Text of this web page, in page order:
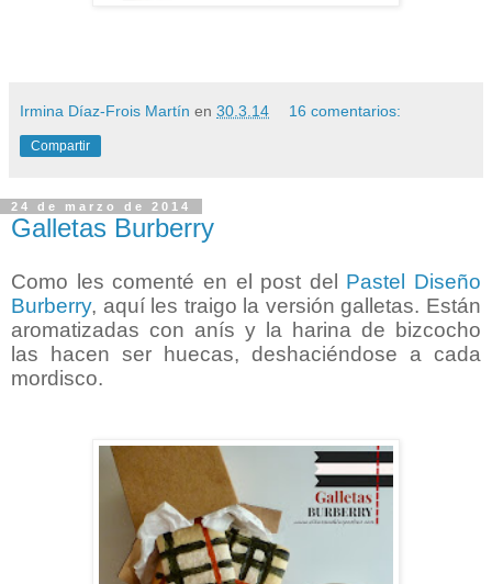
Irmina Díaz-Frois Martín en 30.3.14 16 comentarios:
Compartir
24 de marzo de 2014
Galletas Burberry
Como les comenté en el post del Pastel Diseño
Burberry, aquí les traigo la versión galletas. Están
aromatizadas con anís y la harina de bizcocho
las hacen ser huecas, deshaciéndose a cada
mordisco.